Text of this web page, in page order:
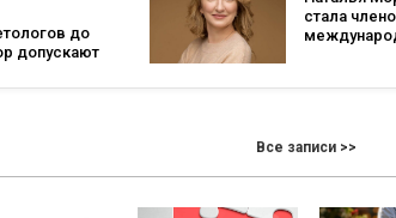
до
допускают
хотя
стала
Effie Awards
Все записи >>